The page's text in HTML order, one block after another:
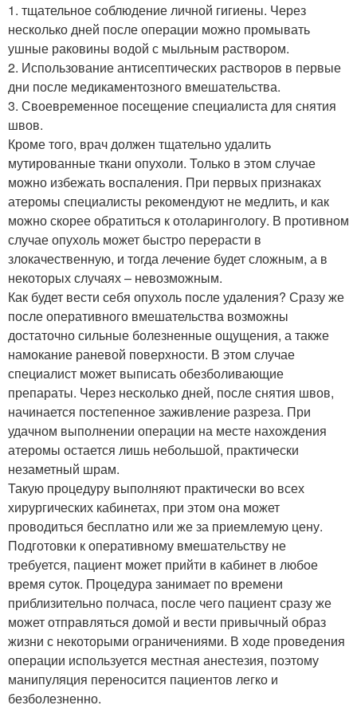
1. тщательное соблюдение личной гигиены. Через
несколько дней после операции можно промывать
ушные раковины водой с мыльным раствором.
2. Использование антисептических растворов в первые
дни после медикаментозного вмешательства.
3. Своевременное посещение специалиста для снятия
швов.
Кроме того, врач должен тщательно удалить
мутированные ткани опухоли. Только в этом случае
можно избежать воспаления. При первых признаках
атеромы специалисты рекомендуют не медлить, и как
можно скорее обратиться к отоларингологу. В противном
случае опухоль может быстро перерасти в
злокачественную, и тогда лечение будет сложным, а в
некоторых случаях – невозможным.
Как будет вести себя опухоль после удаления? Сразу же
после оперативного вмешательства возможны
достаточно сильные болезненные ощущения, а также
намокание раневой поверхности. В этом случае
специалист может выписать обезболивающие
препараты. Через несколько дней, после снятия швов,
начинается постепенное заживление разреза. При
удачном выполнении операции на месте нахождения
атеромы остается лишь небольшой, практически
незаметный шрам.
Такую процедуру выполняют практически во всех
хирургических кабинетах, при этом она может
проводиться бесплатно или же за приемлемую цену.
Подготовки к оперативному вмешательству не
требуется, пациент может прийти в кабинет в любое
время суток. Процедура занимает по времени
приблизительно полчаса, после чего пациент сразу же
может отправляться домой и вести привычный образ
жизни с некоторыми ограничениями. В ходе проведения
операции используется местная анестезия, поэтому
манипуляция переносится пациентов легко и
безболезненно.